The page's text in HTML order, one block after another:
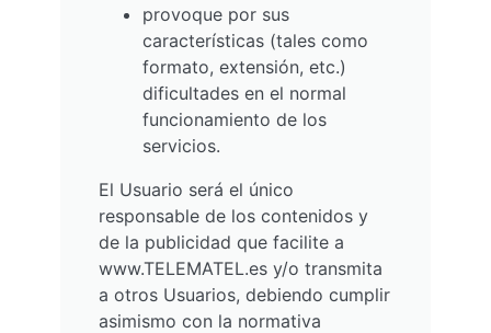
provoque por sus
características (tales como
formato, extensión, etc.)
dificultades en el normal
funcionamiento de los
servicios.
El Usuario será el único
responsable de los contenidos y
de la publicidad que facilite a
www.TELEMATEL.es y/o transmita
a otros Usuarios, debiendo cumplir
asimismo con la normativa